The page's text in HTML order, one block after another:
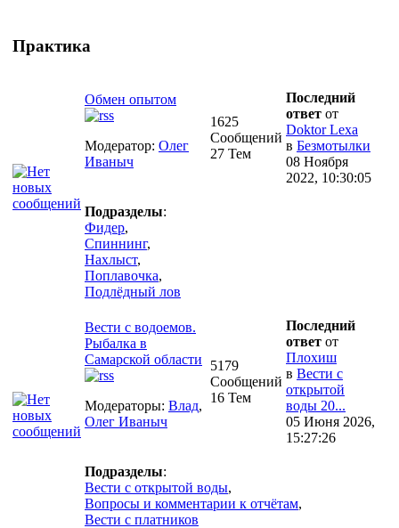
Практика
Обмен опытом
Модератор: Олег
Иваныч
1625
Сообщений
27 Тем
Последний
ответ от
Doktor Lexa
в Безмотылки
08 Ноября
2022, 10:30:05
Подразделы:
Фидер,
Спиннинг,
Нахлыст,
Поплавочка,
Подлёдный лов
Вести с водоемов.
Рыбалка в
Самарской области
Модераторы: Влад,
Олег Иваныч
5179
Сообщений
16 Тем
Последний
ответ от
Плохиш
в Вести с
открытой
воды 20...
05 Июня 2026,
15:27:26
Подразделы:
Вести с открытой воды,
Вопросы и комментарии к отчётам,
Вести с платников